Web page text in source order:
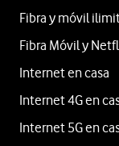
Fibra y móvil
Fibra Móvil y
Internet en casa
Internet 4G en
Internet 5G en